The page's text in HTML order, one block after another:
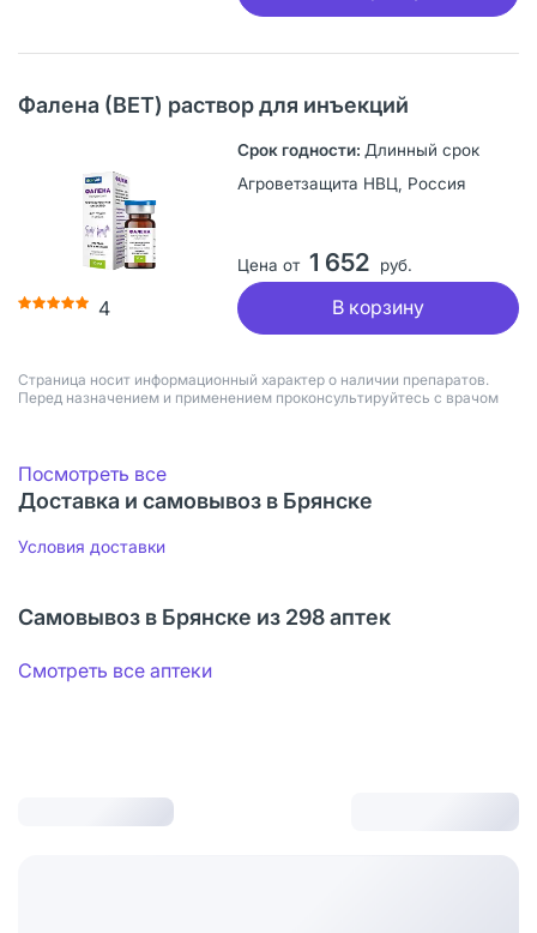
Фалена (ВЕТ) раствор для инъекций
4
Длинный срок
Агроветзащита НВЦ, Россия
Цена от 1 652 руб.
В корзину
Страница носит информационный характер о наличии препаратов.
Перед назначением и применением проконсультируйтесь с врачом
Посмотреть все
Доставка и самовывоз в Брянске
Условия доставки
Самовывоз в Брянске из 298 аптек
Смотреть все аптеки